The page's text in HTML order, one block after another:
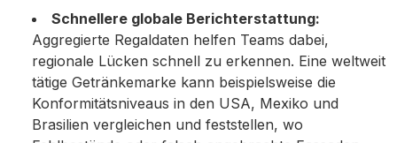
Schnellere globale Berichterstattung:
Aggregierte Regaldaten helfen Teams dabei,
regionale Lücken schnell zu erkennen. Eine weltweit
tätige Getränkemarke kann beispielsweise die
Konformitätsniveaus in den USA, Mexiko und
Brasilien vergleichen und feststellen, wo